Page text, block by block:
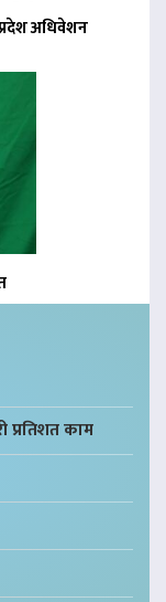
अधिवेशन
प्रतिशत काम